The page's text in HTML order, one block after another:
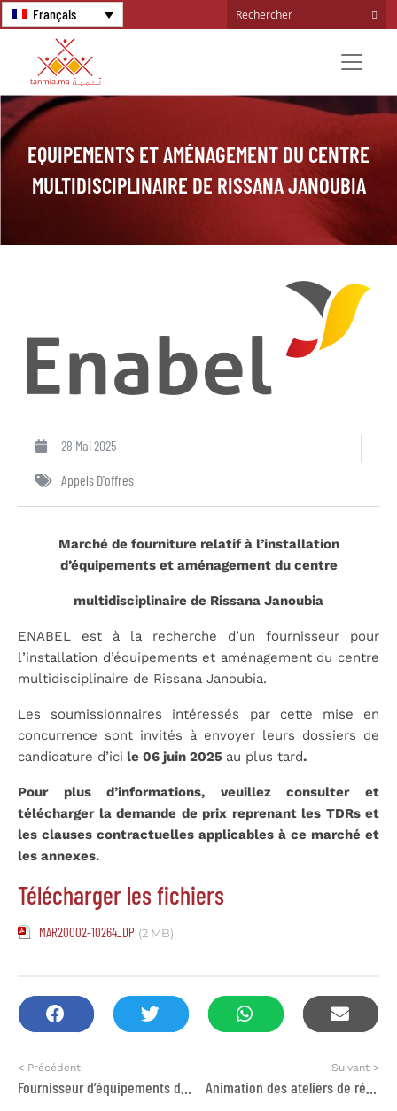
Français
EQUIPEMENTS ET AMÉNAGEMENT DU CENTRE
MULTIDISCIPLINAIRE DE RISSANA JANOUBIA
28 Mai 2025
Appels D'offres
Marché de fourniture relatif à l’installation
d’équipements et aménagement du centre
multidisciplinaire de Rissana Janoubia
ENABEL est à la recherche d’un fournisseur pour
l’installation d’équipements et aménagement du centre
multidisciplinaire de Rissana Janoubia.
Les soumissionnaires intéressés par cette mise en
concurrence sont invités à envoyer leurs dossiers de
candidature d’ici le 06 juin 2025 au plus tard.
Pour plus d’informations, veuillez consulter et
télécharger la demande de prix reprenant les TDRs et
les clauses contractuelles applicables à ce marché et
les annexes.
Télécharger les fichiers
MAR20002-10264_DP (2 MB)
< Précédent Suivant >